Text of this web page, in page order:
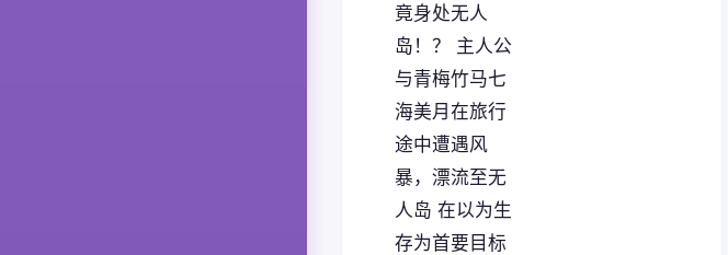
竟身处无人
岛！？ 主人公
与青梅竹马七
海美月在旅行
途中遭遇风
暴，漂流至无
人岛 在以为生
存为首要目标